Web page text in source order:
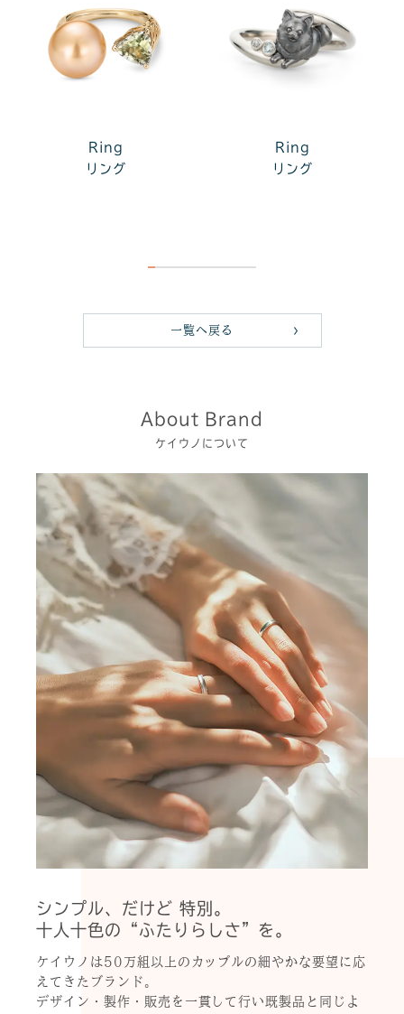
Ring
リング
Ring
リング
一覧へ戻る
About Brand
ケイウノについて
シンプル、だけど 特別。
十人十色の“ふたりらしさ”を。
ケイウノは50万組以上のカップルの細やかな要望に応
えてきたブランド。
デザイン・製作・販売を一貫して行い既製品と同じよ